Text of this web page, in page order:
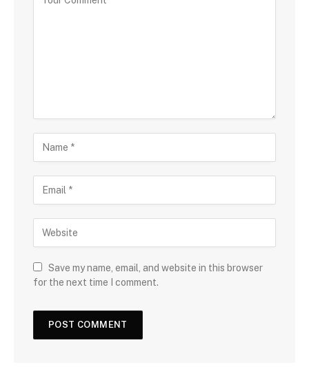
Save my name, email, and website in this browser
for the next time I comment.